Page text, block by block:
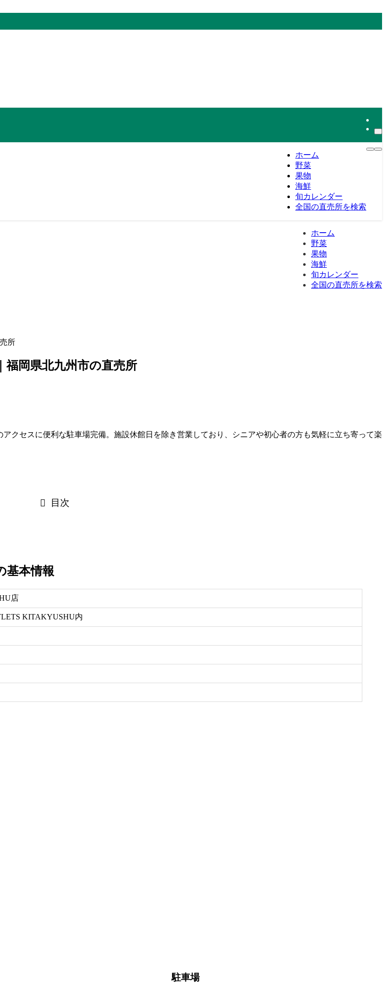
ホーム
野菜
果物
海鮮
旬カレンダー
全国の直売所を検索
ホーム
野菜
果物
海鮮
旬カレンダー
全国の直売所を検索
所
岡県北九州市の直売所
クセスに便利な駐車場完備。施設休館日を除き営業しており、シニアや初心者の方も気軽に立ち寄って楽
目次
基本情報
店
KITAKYUSHU内
駐車場